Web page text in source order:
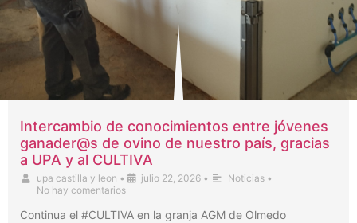
Intercambio de conocimientos entre jóvenes
ganader@s de ovino de nuestro país, gracias
a UPA y al CULTIVA
upa castilla y leon • julio 22, 2026 • Noticias •
No hay comentarios
Continua el #CULTIVA en la granja AGM de Olmedo